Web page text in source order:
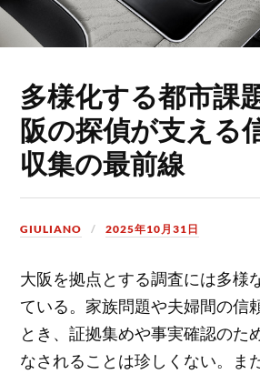
多様化する都市課
阪の探偵が支える
収集の最前線
GIULIANO 2025年10月31日
大阪を拠点とする調査には多様
ている。 家族問題や夫婦間の信
とき、証拠集めや事実確認のた
なされることは珍しくない。ま